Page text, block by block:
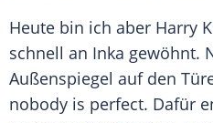
Heute bin ich aber Harry
schnell an Inka gewöhnt.
Außenspiegel auf den
nobody is perfect. Dafür